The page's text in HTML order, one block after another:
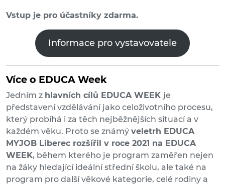
Vstup je pro účastníky zdarma.
Informace pro vystavovatele
Více o EDUCA Week
Jedním z hlavních cílů EDUCA WEEK je
představení vzdělávání jako celoživotního procesu,
který probíhá i za těch nejběžnějších situací a v
každém věku. Proto se známý veletrh EDUCA
MYJOB Liberec rozšířil v roce 2021 na EDUCA
WEEK, během kterého je program zaměřen nejen
na žáky hledající ideální střední školu, ale také na
program pro další věkové kategorie, celé rodiny a